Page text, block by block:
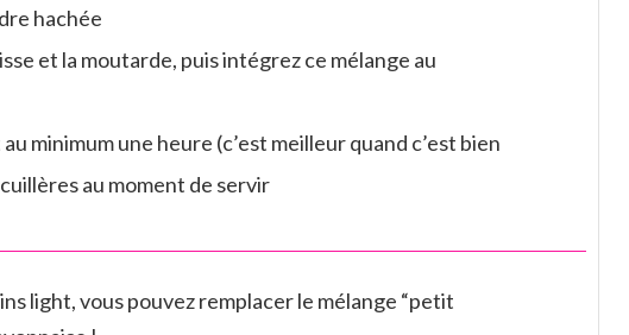
hachée
et la moutarde, puis intégrez ce mélange au
minimum une heure (c’est meilleur quand c’est bien
au moment de servir
light, vous pouvez remplacer le mélange “petit